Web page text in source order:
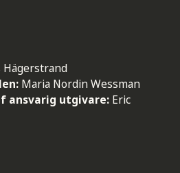
Maria Nordin Wessman
ansvarig utgivare: Eric